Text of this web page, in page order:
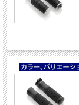
NEW